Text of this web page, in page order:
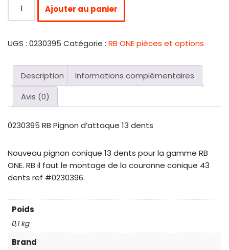
Ajouter au panier
UGS : 0230395 Catégorie : RB ONE pièces et options
Description
Informations complémentaires
Avis (0)
0230395 RB Pignon d’attaque 13 dents
Nouveau pignon conique 13 dents pour la gamme RB
ONE. RB il faut le montage de la couronne conique 43
dents ref #0230396.
Poids
0,1 kg
Brand